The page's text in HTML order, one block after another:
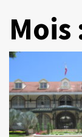
Mois